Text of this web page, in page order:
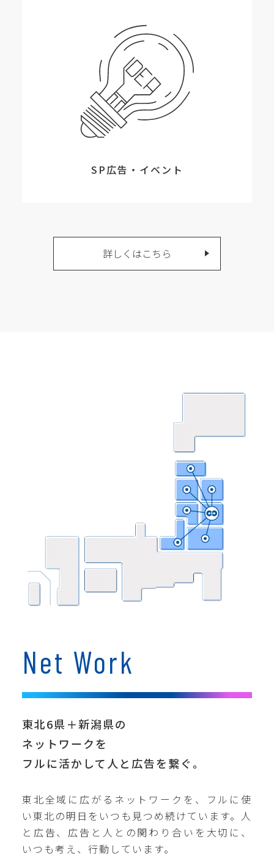
SP広告・イベント
詳しくはこちら
Net Work
東北6県＋新潟県の
ネットワークを
フルに活かして人と広告を繋ぐ。
東北全域に広がるネットワークを、フルに使
い東北の明日をいつも見つめ続けています。人
と広告、広告と人との関わり合いを大切に、
いつも考え、行動しています。